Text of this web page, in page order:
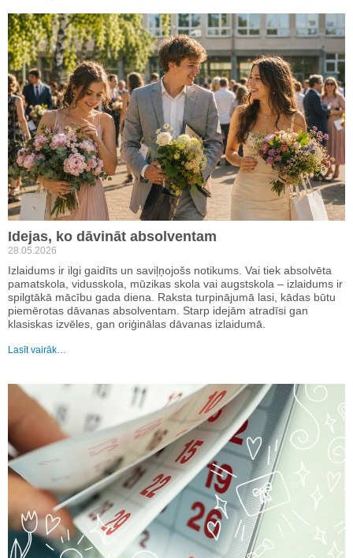
Idejas, ko dāvināt absolventam
28.05.2026
Izlaidums ir ilgi gaidīts un saviļņojošs notikums. Vai tiek absolvēta
pamatskola, vidusskola, mūzikas skola vai augstskola – izlaidums ir
spilgtākā mācību gada diena. Raksta turpinājumā lasi, kādas būtu
piemērotas dāvanas absolventam. Starp idejām atradīsi gan
klasiskas izvēles, gan oriģinālas dāvanas izlaidumā.
Lasīt vairāk…